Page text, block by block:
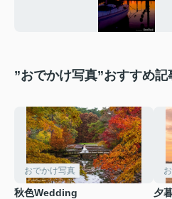
”おでかけ写真”おすすめ記
おでかけ写真
秋色Wedding 夕